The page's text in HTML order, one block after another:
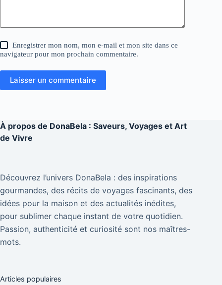
Enregistrer mon nom, mon e-mail et mon site dans ce
navigateur pour mon prochain commentaire.
Laisser un commentaire
À propos de DonaBela : Saveurs, Voyages et Art
de Vivre
Découvrez l’univers DonaBela : des inspirations
gourmandes, des récits de voyages fascinants, des
idées pour la maison et des actualités inédites,
pour sublimer chaque instant de votre quotidien.
Passion, authenticité et curiosité sont nos maîtres-
mots.
Articles populaires